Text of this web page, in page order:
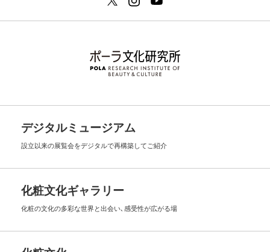
デジタルミュージアム
設立以来の展覧会をデジタルで再構築してご紹介
化粧文化ギャラリー
化粧の文化の多彩な世界と出会い､ 感受性が広がる場